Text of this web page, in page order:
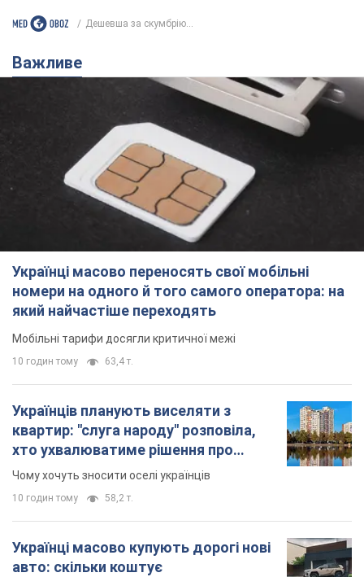
Дешевша за скумбрію...
Важливе
Українці масово переносять свої мобільні
номери на одного й того самого оператора: на
який найчастіше переходять
Мобільні тарифи досягли критичної межі
10 годин тому 63,4 т.
Українців планують виселяти з
квартир: "слуга народу" розповіла,
хто ухвалюватиме рішення про
знесення будинків
Чому хочуть зносити оселі українців
10 годин тому 58,2 т.
Українці масово купують дорогі нові
авто: скільки коштує